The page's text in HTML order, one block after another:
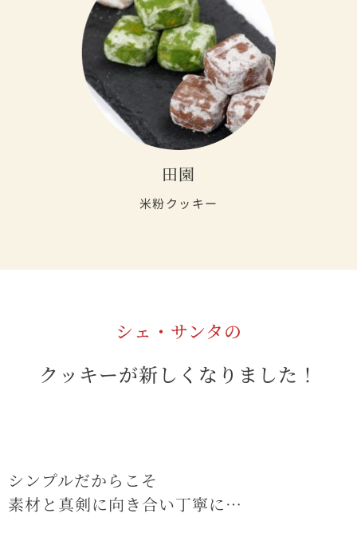
田園
米粉クッキー
シェ・サンタの
クッキーが新しくなりました！
シンプルだからこそ
素材と真剣に向き合い丁寧に…